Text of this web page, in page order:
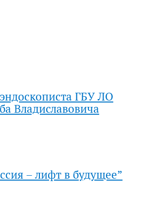
ГБУ ЛО
Владиславовича
– лифт в будущее”